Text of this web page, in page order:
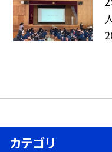
カテゴリ